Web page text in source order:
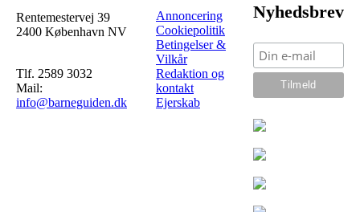
Rentemestervej 39
2400 København NV
Tlf. 2589 3032
Mail:
info@barneguiden.dk
Annoncering
Cookiepolitik
Betingelser &
Vilkår
Redaktion og
kontakt
Ejerskab
Nyhedsbrev